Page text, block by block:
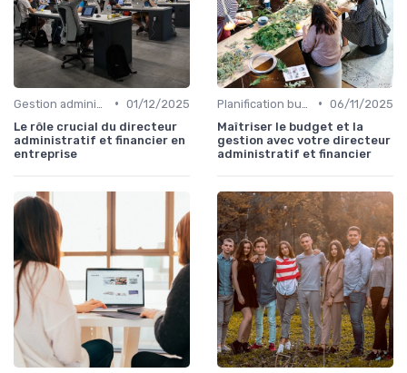
• 01/12/2025
Le rôle crucial du directeur
administratif et financier en
entreprise
• 06/11/2025
Maîtriser le budget et la
gestion avec votre directeur
administratif et financier